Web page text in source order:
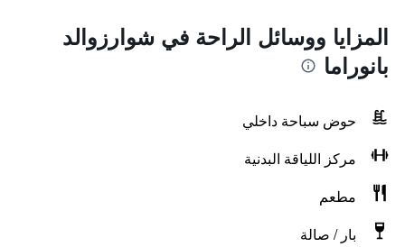
المزايا ووسائل الراحة في شوارزوالد
بانوراما
حوض سباحة داخلي
مركز اللياقة البدنية
مطعم
بار / صالة